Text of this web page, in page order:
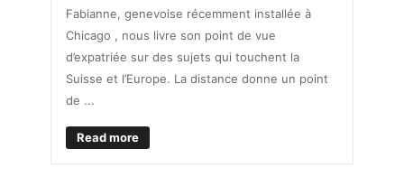
Fabianne, genevoise récemment installée à
Chicago , nous livre son point de vue
d’expatriée sur des sujets qui touchent la
Suisse et l’Europe. La distance donne un point
de ...
Read more